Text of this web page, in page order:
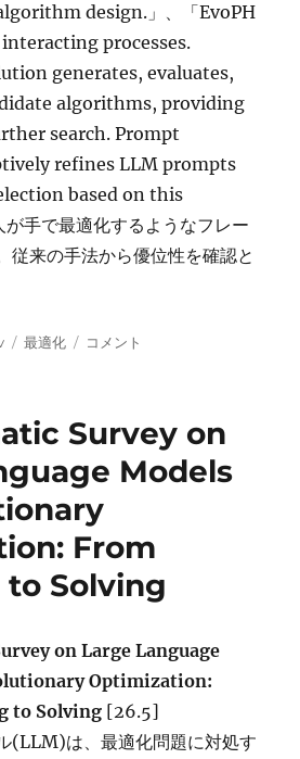
design.」、「EvoPH
processes.
generates, evaluates,
algorithms, providing
search. Prompt
refines LLM prompts
based on this
手で最適化するようなフレー
従来の手法から優位性を確認と
タ
最適化
Experience-
evolution
prompts
and
heuristics
for
automatic
algorithm
コメント
Survey on
Models
From
Solving
on Large Language
Optimization:
to Solving [26.5]
(LLM)は、最適化問題に対処す